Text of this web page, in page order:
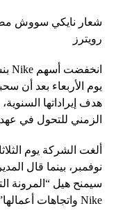
شعار نايكي سووش
رويترز
يوم الأربعاء بعد أن
هدف إيراداتها
الزمني للتحول في
نوفمبر، بينما قال
سيمنح هيل “المرونة
Nike واتجاهات أعمالها”.